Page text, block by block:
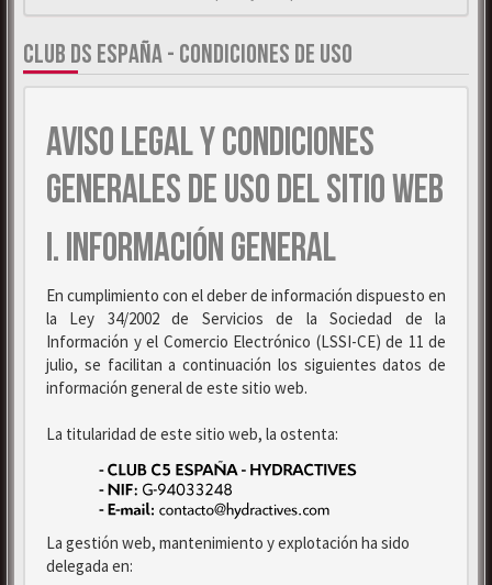
CLUB DS ESPAÑA - CONDICIONES DE USO
AVISO LEGAL Y CONDICIONES
GENERALES DE USO DEL SITIO WEB
I. INFORMACIÓN GENERAL
En cumplimiento con el deber de información dispuesto en
la Ley 34/2002 de Servicios de la Sociedad de la
Información y el Comercio Electrónico (LSSI-CE) de 11 de
julio, se facilitan a continuación los siguientes datos de
información general de este sitio web.
La titularidad de este sitio web, la ostenta:
La gestión web, mantenimiento y explotación ha sido
delegada en: